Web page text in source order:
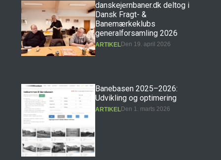
danskejernbaner.dk deltog i
Dansk Fragt- &
Banemærkeklubs
generalforsamling 2026
ARTIKELDen 19. april 2026
Banebasen 2025–2026:
Udvikling og optimering
ARTIKELDen 1. marts 2026